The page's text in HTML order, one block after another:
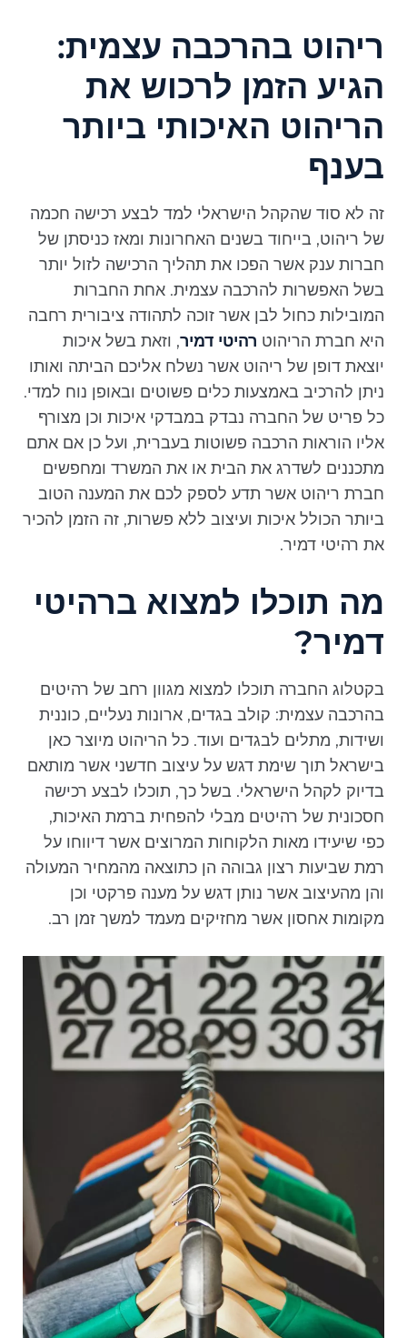
ריהוט בהרכבה עצמית:
הגיע הזמן לרכוש את
הריהוט האיכותי ביותר
בענף
זה לא סוד שהקהל הישראלי למד לבצע רכישה חכמה
של ריהוט, בייחוד בשנים האחרונות ומאז כניסתן של
חברות ענק אשר הפכו את תהליך הרכישה לזול יותר
בשל האפשרות להרכבה עצמית. אחת החברות
המובילות כחול לבן אשר זוכה לתהודה ציבורית רחבה
היא חברת הריהוטרהיטי דמיר, וזאת בשל איכות
יוצאת דופן של ריהוט אשר נשלח אליכם הביתה ואותו
ניתן להרכיב באמצעות כלים פשוטים ובאופן נוח למדי.
כל פריט של החברה נבדק במבדקי איכות וכן מצורף
אליו הוראות הרכבה פשוטות בעברית, ועל כן אם אתם
מתכננים לשדרג את הבית או את המשרד ומחפשים
חברת ריהוט אשר תדע לספק לכם את המענה הטוב
ביותר הכולל איכות ועיצוב ללא פשרות, זה הזמן להכיר
את רהיטי דמיר.
מה תוכלו למצוא ברהיטי
דמיר?
בקטלוג החברה תוכלו למצוא מגוון רחב של רהיטים
בהרכבה עצמית: קולב בגדים, ארונות נעליים, כוננית
ושידות, מתלים לבגדים ועוד. כל הריהוט מיוצר כאן
בישראל תוך שימת דגש על עיצוב חדשני אשר מותאם
בדיוק לקהל הישראלי. בשל כך, תוכלו לבצע רכישה
חסכונית של רהיטים מבלי להפחית ברמת האיכות,
כפי שיעידו מאות הלקוחות המרוצים אשר דיווחו על
רמת שביעות רצון גבוהה הן כתוצאה מהמחיר המעולה
והן מהעיצוב אשר נותן דגש על מענה פרקטי וכן
מקומות אחסון אשר מחזיקים מעמד למשך זמן רב.